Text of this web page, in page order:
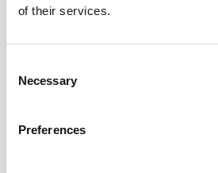
of their services.
Selection
Necessary
Preferences